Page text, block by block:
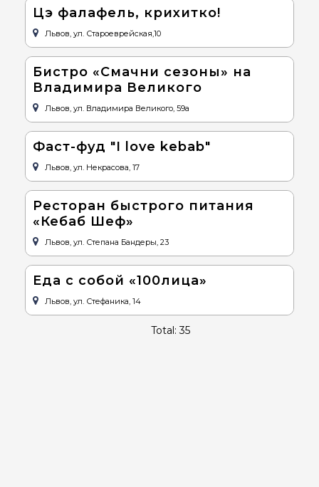
Цэ фалафель, крихитко!
Львов, ул. Староеврейская,10
Бистро «Смачни сезоны» на
Владимира Великого
Львов, ул. Владимира Великого, 59а
Фаст-фуд "I love kebab"
Львов, ул. Некрасова, 17
Ресторан быстрого питания
«Кебаб Шеф»
Львов, ул. Степана Бандеры, 23
Еда с собой «100лица»
Львов, ул. Стефаника, 14
Total: 35